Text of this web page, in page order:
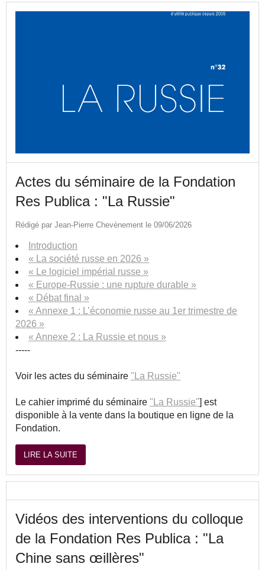
Actes du séminaire de la Fondation
Res Publica : "La Russie"
Rédigé par Jean-Pierre Chevènement le 09/06/2026
Introduction
« La société russe en 2026 »
« Le logiciel impérial russe »
« Europe-Russie : une rupture durable »
« Débat final »
« Annexe 1 : L’économie russe au 1er trimestre de
2026 »
« Annexe 2 : La Russie et nous »
-----
Voir les actes du séminaire "La Russie"
Le cahier imprimé du séminaire "La Russie"] est
disponible à la vente dans la boutique en ligne de la
Fondation.
LIRE LA SUITE
Vidéos des interventions du colloque
de la Fondation Res Publica : "La
Chine sans œillères"